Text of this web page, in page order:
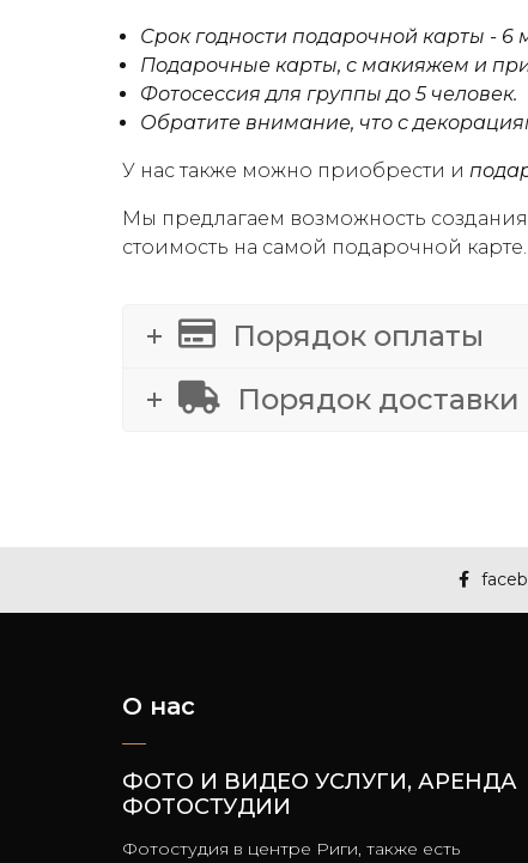
Срок годности подарочной карты - 6
Подарочные карты, с макияжем и
Фотосессия для группы до 5 человек.
Обратите внимание, что с
У нас также можно приобрести и
Мы предлагаем возможность создания
стоимость на самой подарочной
Порядок оплаты
Порядок доставки
О нас
ФОТО И ВИДЕО УСЛУГИ, АРЕНДА
ФОТОСТУДИИ
Фотостудия в центре Риги, также есть